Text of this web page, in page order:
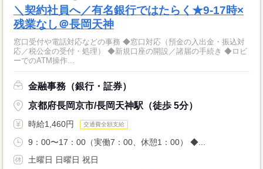
＼契約社員へ／有名銀行ではたらく★9-17時×
残業なし＠長岡天神
窓口受付や電話対応などの事務 ◆窓口対応（預金の入出金・振込対
応／税公金の受付・処理） ◆新規口座の開設／諸届の手続き ◆ロビ
ーでのATM操作...
金融事務（銀行・証券）
京都府長岡京市/長岡天神駅（徒歩 5分）
時給1,460円 交通費全額支給
9：00〜17：00（実働7：00、休憩1：00） ◆...
土曜日 日曜日 祝日